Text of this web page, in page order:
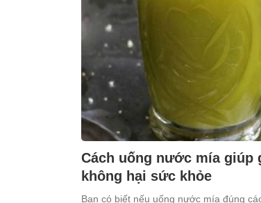
Cách uống nước mía giúp
không hại sức khỏe
Bạn có biết nếu uống nước mía đúng